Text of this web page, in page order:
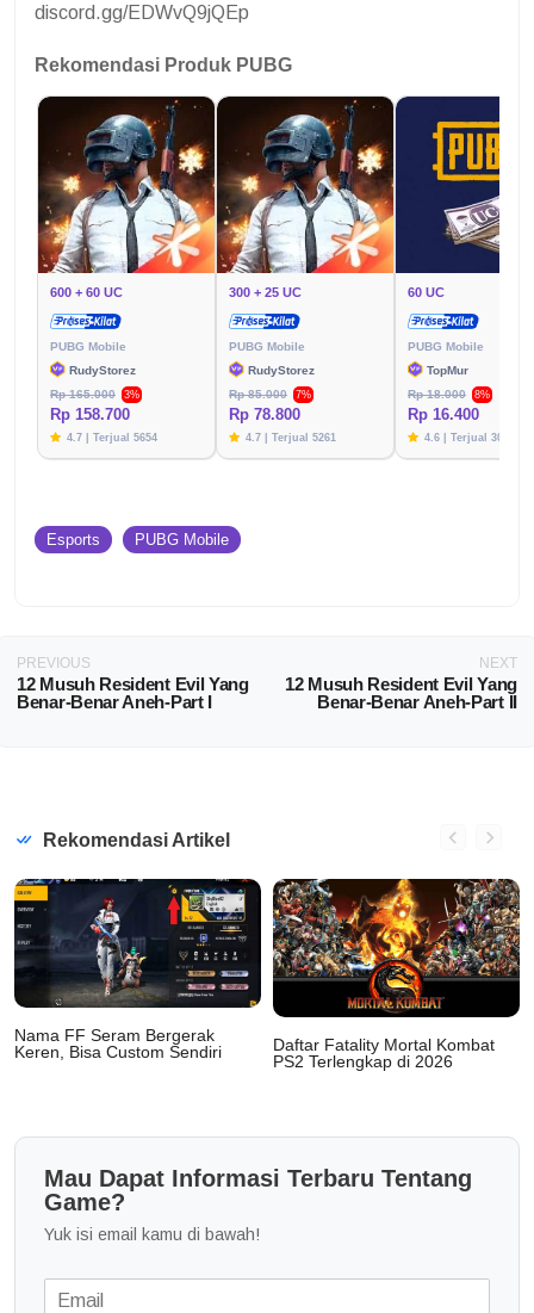
discord.gg/EDWvQ9jQEp
Rekomendasi Produk PUBG
600 + 60 UC
PUBG Mobile
RudyStorez
Rp 165.000
3%
Rp 158.700
4.7 | Terjual 5654
300 + 25 UC
PUBG Mobile
RudyStorez
Rp 85.000
7%
Rp 78.800
4.7 | Terjual 5261
60 UC
PUBG Mobile
TopMur
Rp 18.000
8%
Rp 16.400
4.6 | Terjual 3020
Esports PUBG Mobile
PREVIOUS
12 Musuh Resident Evil Yang
Benar-Benar Aneh-Part I
NEXT
12 Musuh Resident Evil Yang
Benar-Benar Aneh-Part II
Rekomendasi Artikel
Nama FF Seram Bergerak
Keren, Bisa Custom Sendiri
Daftar Fatality Mortal Kombat
PS2 Terlengkap di 2026
Mau Dapat Informasi Terbaru Tentang
Game?
Yuk isi email kamu di bawah!